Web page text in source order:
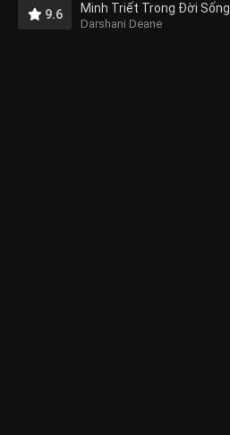
9.6 Minh Triết Trong Đời Sống
Darshani Deane